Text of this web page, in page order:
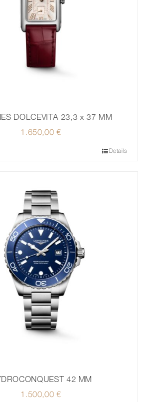
DOLCEVITA 23,3 x 37 MM
1.650,00€
Details
42 MM
1.500,00€